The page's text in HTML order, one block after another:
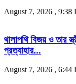
August 7, 2026 , 9:38
থালাপথি বিজয় ও তার
প্রত্যাহার...
August 7, 2026 , 6:44